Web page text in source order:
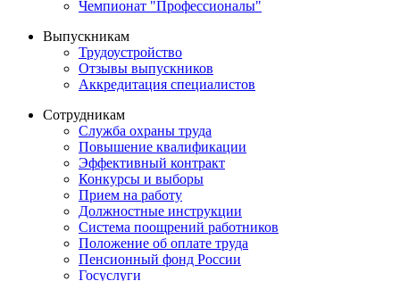
Чемпионат "Профессионалы"
Выпускникам
Трудоустройство
Отзывы выпускников
Аккредитация специалистов
Сотрудникам
Служба охраны труда
Повышение квалификации
Эффективный контракт
Конкурсы и выборы
Прием на работу
Должностные инструкции
Система поощрений работников
Положение об оплате труда
Пенсионный фонд России
Госуслуги